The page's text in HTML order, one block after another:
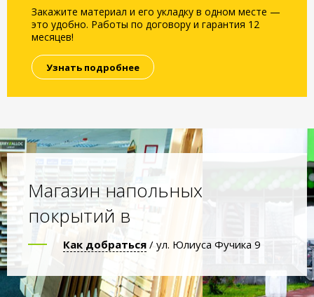
Закажите материал и его укладку в одном месте —
это удобно. Работы по договору и гарантия 12
месяцев!
Узнать подробнее
Магазин напольных
покрытий в
Как добраться / ул. Юлиуса Фучика 9